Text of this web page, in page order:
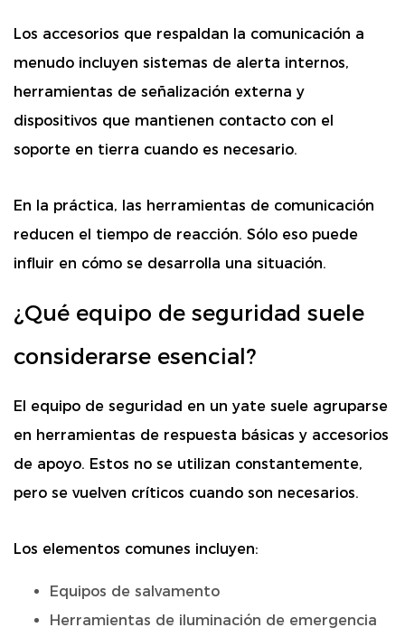
Los accesorios que respaldan la comunicación a
menudo incluyen sistemas de alerta internos,
herramientas de señalización externa y
dispositivos que mantienen contacto con el
soporte en tierra cuando es necesario.
En la práctica, las herramientas de comunicación
reducen el tiempo de reacción. Sólo eso puede
influir en cómo se desarrolla una situación.
¿Qué equipo de seguridad suele
considerarse esencial?
El equipo de seguridad en un yate suele agruparse
en herramientas de respuesta básicas y accesorios
de apoyo. Estos no se utilizan constantemente,
pero se vuelven críticos cuando son necesarios.
Los elementos comunes incluyen:
Equipos de salvamento
Herramientas de iluminación de emergencia